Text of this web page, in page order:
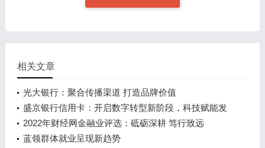
相关文章
光大银行：聚合传播渠道 打造品牌价值
盛京银行信用卡：开启数字转型新阶段，科技赋能发
展新格局
2022年财经网金融业评选：砥砺深耕 笃行致远
蓝领群体就业呈现新趋势